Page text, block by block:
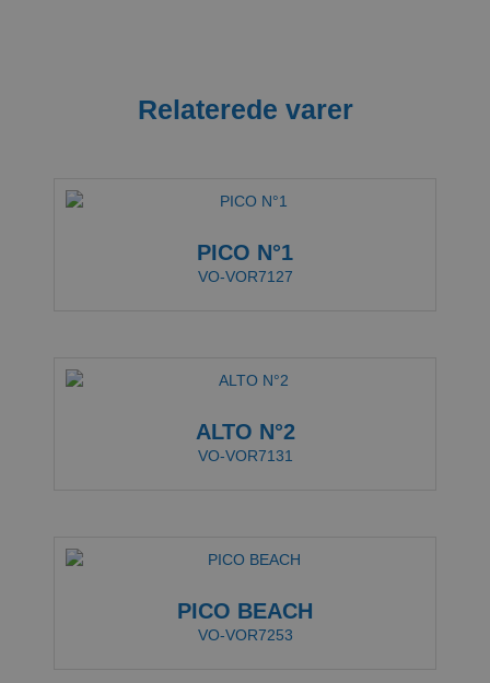
Relaterede varer
PICO N°1
VO-VOR7127
ALTO N°2
VO-VOR7131
PICO BEACH
VO-VOR7253